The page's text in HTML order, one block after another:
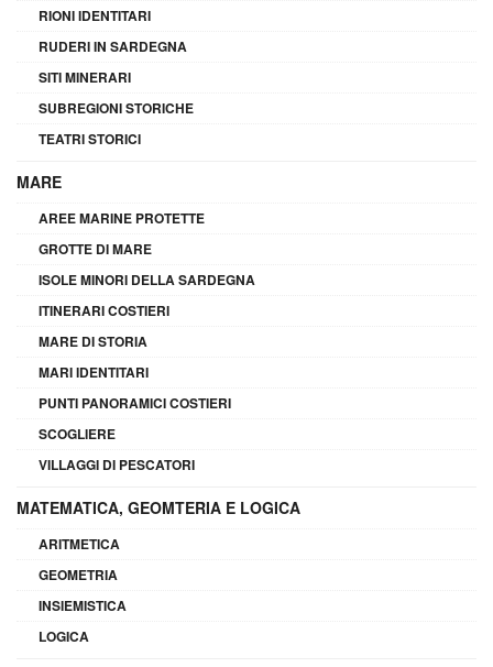
RIONI IDENTITARI
RUDERI IN SARDEGNA
SITI MINERARI
SUBREGIONI STORICHE
TEATRI STORICI
MARE
AREE MARINE PROTETTE
GROTTE DI MARE
ISOLE MINORI DELLA SARDEGNA
ITINERARI COSTIERI
MARE DI STORIA
MARI IDENTITARI
PUNTI PANORAMICI COSTIERI
SCOGLIERE
VILLAGGI DI PESCATORI
MATEMATICA, GEOMTERIA E LOGICA
ARITMETICA
GEOMETRIA
INSIEMISTICA
LOGICA